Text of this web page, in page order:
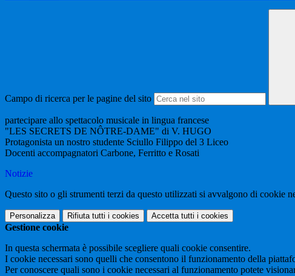
Campo di ricerca per le pagine del sito
partecipare allo spettacolo musicale in lingua francese
"LES SECRETS DE NÔTRE-DAME" di V. HUGO
Protagonista un nostro studente Sciullo Filippo del 3 Liceo
Docenti accompagnatori Carbone, Ferritto e Rosati
Notizie
Questo sito o gli strumenti terzi da questo utilizzati si avvalgono di cookie
Personalizza Rifiuta tutti i cookies Accetta tutti i cookies
Gestione cookie
In questa schermata è possibile scegliere quali cookie consentire.
I cookie necessari sono quelli che consentono il funzionamento della
Per conoscere quali sono i cookie necessari al funzionamento potete